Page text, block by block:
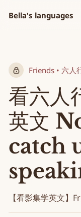
Bella's languages
Friends • 六人
看六
英文
catch
【看影集学英文】